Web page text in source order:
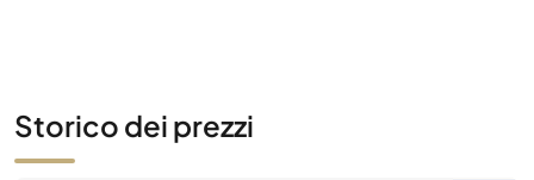
Storico dei prezzi